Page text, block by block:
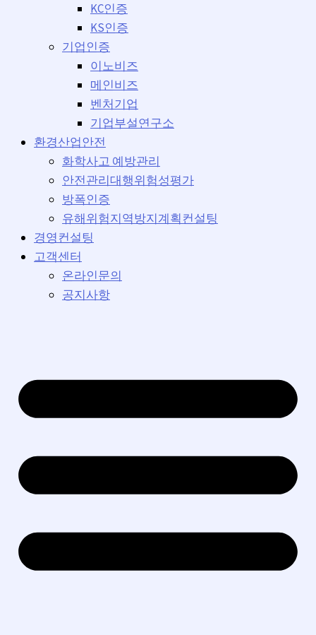
KC인증
KS인증
기업인증
이노비즈
메인비즈
벤처기업
기업부설연구소
환경산업안전
화학사고 예방관리
안전관리대행위험성평가
방폭인증
유해위험지역방지계획컨설팅
경영컨설팅
고객센터
온라인문의
공지사항